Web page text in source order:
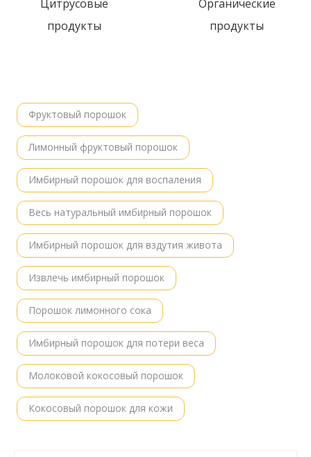
Цитрусовые
продукты
Органические
продукты
Фруктовый порошок
Лимонный фруктовый порошок
Имбирный порошок для воспаления
Весь натуральный имбирный порошок
Имбирный порошок для вздутия живота
Извлечь имбирный порошок
Порошок лимонного сока
Имбирный порошок для потери веса
Молоковой кокосовый порошок
Кокосовый порошок для кожи